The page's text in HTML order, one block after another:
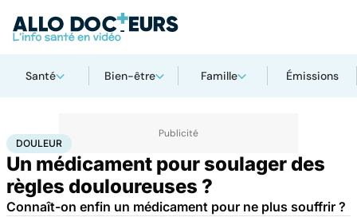
Santé Bien-être Famille Émissions
AccueilSanté
DOULEUR
Un médicament pour soulager des
règles douloureuses ?
Connaît-on enfin un médicament pour ne plus souffrir ?